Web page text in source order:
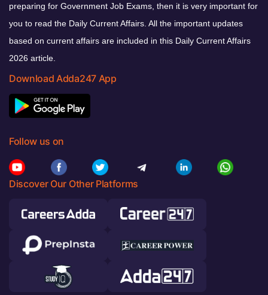
preparing for Government Job Exams, then it is very important for
you to read the Daily Current Affairs. All the important updates
based on current affairs are included in this Daily Current Affairs
2026 article.
Download Adda247 App
Follow us on
Discover Our Other Platforms